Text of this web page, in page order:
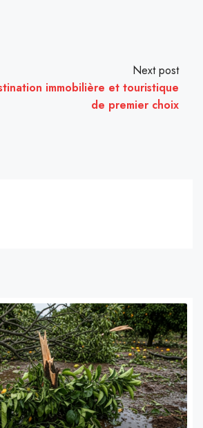
Next post
immobilière et touristique
de premier choix